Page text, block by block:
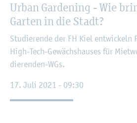
Urban Gar­de­ning - Wie
Gar­ten in die Stadt?
Stu­die­ren­de der FH Kiel ent­wi­ckeln
High-Tech-Ge­wächs­hau­ses für
die­ren­den-WGs.
17. Juli 2021 - 09:30